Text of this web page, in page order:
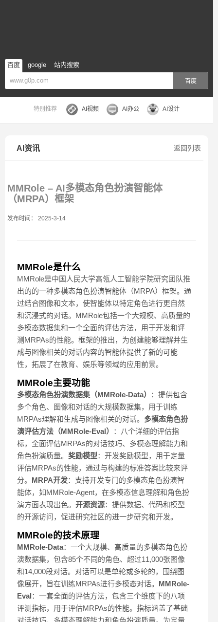
百度 google 站内搜索
百度
特别推荐 AI视频 AI办公 AI设计
返回列表
AI资讯
MMRole – AI多模态角色扮演智能体
（MRPA）框架
发布时间： 2025-3-14
MMRole是什么
MMRole是中国人民大学高瓴人工智能学院研究团队推
出的的一种多模态角色扮演智能体（MRPA）框架。通
过结合图像和文本，使智能体以特定角色进行更自然
和沉浸式的对话。MMRole包括一个大规模、高质量的
多模态数据集和一个全面的评估方法，用于开发和评
测MRPAs的性能。框架的推出，为创建能够理解并生
成与图像相关的对话内容的智能体提供了新的可能
性，拓展了在教育、娱乐等领域的应用前景。
MMRole主要功能
多模态角色扮演数据集（MMRole-Data）
：提供包含
多个角色、图像和对话的大规模数据集，用于训练
MRPAs理解和生成与图像相关的对话。 多模态角色扮
演评估方法（MMRole-Eval）
：八个详细的评估指
标，全面评估MRPAs的对话技巧、多模态理解能力和
角色扮演质量。 奖励模型：开发奖励模型，用于定量
评估MRPAs的性能，通过与构建的标准答案比较来评
分。 MRPA开发：支持开发专门的多模态角色扮演智
能体，如MMRole-Agent，在多模态信息理解和角色扮
演方面表现出色。 开源资源：提供数据、代码和模型
的开源访问，促进研究社区的进一步研究和开发。
MMRole的技术原理
MMRole-Data：一个大规模、高质量的多模态角色扮
演数据集，包含85个不同的角色、超过11,000张图像
和14,000段对话。对话可以是单轮或多轮的，围绕图
像展开，旨在训练MRPAs进行多模态对话。 MMRole-
Eval：一套全面的评估方法，包含三个维度下的八项
评测指标，用于评估MRPAs的性能。指标涵盖了基础